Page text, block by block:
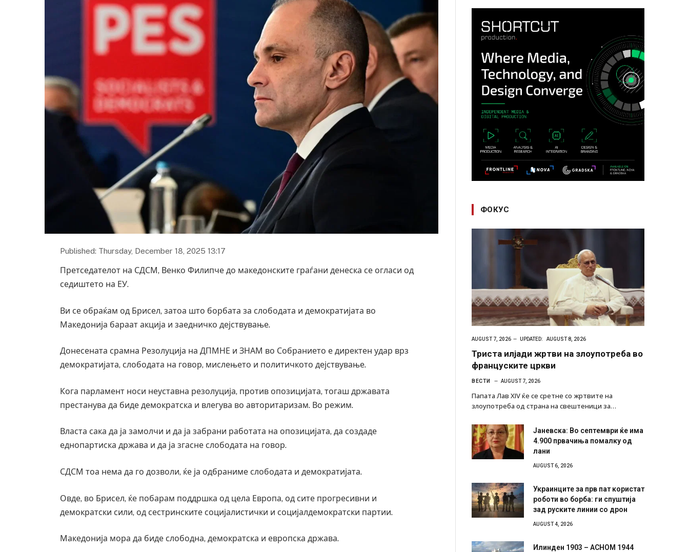
Published: Thursday, December 18, 2025 13:17
Претседателот на СДСМ, Венко Филипче до македонските граѓани денеска се огласи од
седиштето на ЕУ.
Ви се обраќам од Брисел, затоа што борбата за слободата и демократијата во
Македонија бараат акција и заедничко дејствување.
Донесената срамна Резолуција на ДПМНЕ и ЗНАМ во Собранието е директен удар врз
демократијата, слободата на говор, мислењето и политичкото дејствување.
Кога парламент носи неуставна резолуција, против опозицијата, тогаш државата
престанува да биде демократска и влегува во авторитаризам. Во режим.
Власта сака да ја замолчи и да ја забрани работата на опозицијата, да создаде
еднопартиска држава и да ја згасне слободата на говор.
СДСМ тоа нема да го дозволи, ќе ја одбраниме слободата и демократијата.
Овде, во Брисел, ќе побарам поддршка од цела Европа, од сите прогресивни и
демократски сили, од сестринските социјалистички и социјалдемократски партии.
Македонија мора да биде слободна, демократска и европска држава.
ФОКУС
AUGUST 7, 2026 UPDATED: AUGUST 8, 2026
Триста илјади жртви на злоупотреба во
француските цркви
ВЕСТИ AUGUST 7, 2026
Папата Лав XIV ќе се сретне со жртвите на
злоупотреба од страна на свештеници за…
Јаневска: Во септември ќе има
4.900 првачиња помалку од
лани
AUGUST 6, 2026
Украинците за прв пат користат
роботи во борба: ги спуштија
зад руските линии со дрон
AUGUST 4, 2026
Илинден 1903 – АСНОМ 1944